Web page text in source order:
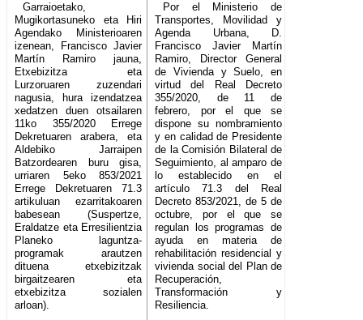
Garraioetako,
Mugikortasuneko eta Hiri
Agendako Ministerioaren
izenean, Francisco Javier
Martín Ramiro jauna,
Etxebizitza eta
Lurzoruaren zuzendari
nagusia, hura izendatzea
xedatzen duen otsailaren
11ko 355/2020 Errege
Dekretuaren arabera, eta
Aldebiko Jarraipen
Batzordearen buru gisa,
urriaren 5eko 853/2021
Errege Dekretuaren 71.3
artikuluan ezarritakoaren
babesean (Suspertze,
Eraldatze eta Erresilientzia
Planeko laguntza-
programak arautzen
dituena etxebizitzak
birgaitzearen eta
etxebizitza sozialen
arloan).
Por el Ministerio de
Transportes, Movilidad y
Agenda Urbana, D.
Francisco Javier Martín
Ramiro, Director General
de Vivienda y Suelo, en
virtud del Real Decreto
355/2020, de 11 de
febrero, por el que se
dispone su nombramiento
y en calidad de Presidente
de la Comisión Bilateral de
Seguimiento, al amparo de
lo establecido en el
artículo 71.3 del Real
Decreto 853/2021, de 5 de
octubre, por el que se
regulan los programas de
ayuda en materia de
rehabilitación residencial y
vivienda social del Plan de
Recuperación,
Transformación y
Resiliencia.